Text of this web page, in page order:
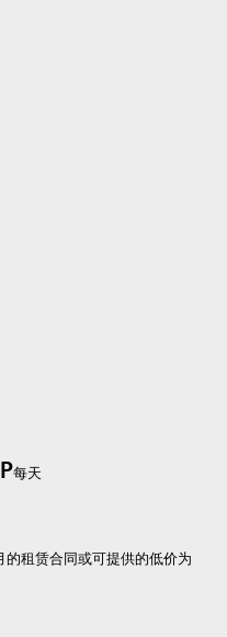
每天
租赁合同或可提供的低价为